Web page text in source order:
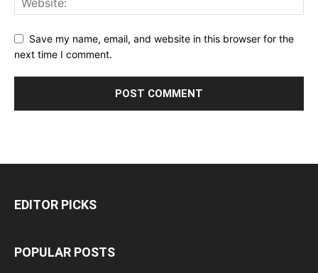
Save my name, email, and website in this browser for the
next time I comment.
EDITOR PICKS
POPULAR POSTS